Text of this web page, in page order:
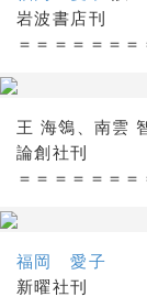
岩波書店刊
＝＝＝＝＝＝＝
王 海鴒、南雲
論創社刊
＝＝＝＝＝＝＝
福岡 愛子
新曜社刊